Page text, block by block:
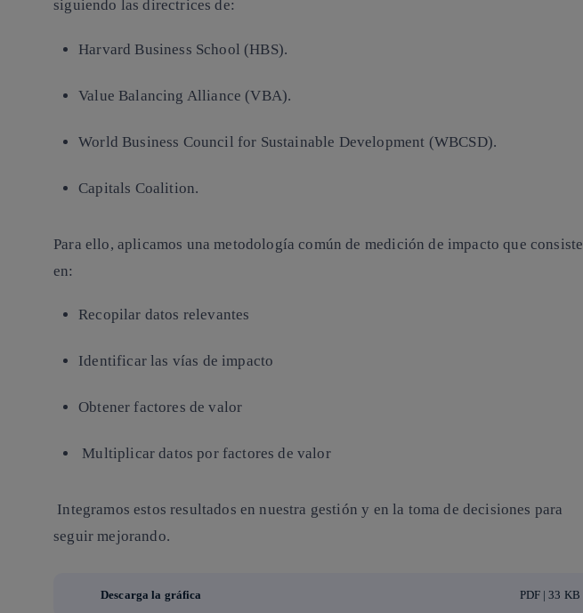
siguiendo las directrices de:
Harvard Business School (HBS).
Value Balancing Alliance (VBA).
World Business Council for Sustainable Development (WBCSD).
Capitals Coalition.
Para ello, aplicamos una metodología común de medición de impacto que consiste
en:
Recopilar datos relevantes
Identificar las vías de impacto
Obtener factores de valor
Multiplicar datos por factores de valor
Integramos estos resultados en nuestra gestión y en la toma de decisiones para
seguir mejorando.
Descarga la gráfica PDF | 33 KB